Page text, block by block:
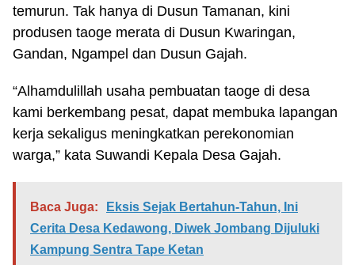
temurun. Tak hanya di Dusun Tamanan, kini
produsen taoge merata di Dusun Kwaringan,
Gandan, Ngampel dan Dusun Gajah.
“Alhamdulillah usaha pembuatan taoge di desa
kami berkembang pesat, dapat membuka lapangan
kerja sekaligus meningkatkan perekonomian
warga,” kata Suwandi Kepala Desa Gajah.
Baca Juga:
Eksis Sejak Bertahun-Tahun, Ini
Cerita Desa Kedawong, Diwek Jombang Dijuluki
Kampung Sentra Tape Ketan